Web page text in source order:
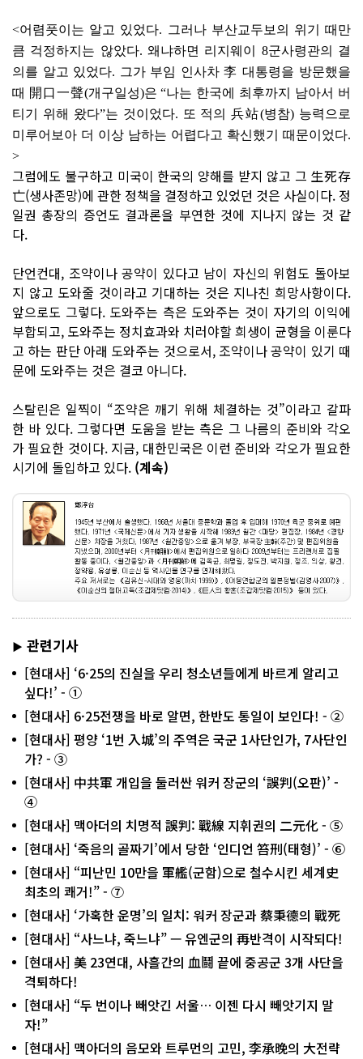
<어렴풋이는 알고 있었다. 그러나 부산교두보의 위기 때만
큼 걱정하지는 않았다. 왜냐하면 리지웨이 8군사령관의 결
의를 알고 있었다. 그가 부임 인사차 李 대통령을 방문했을
때 開口一聲(개구일성)은 “나는 한국에 최후까지 남아서 버
티기 위해 왔다”는 것이었다. 또 적의 兵站(병참) 능력으로
미루어보아 더 이상 남하는 어렵다고 확신했기 때문이었다.
>
그럼에도 불구하고 미국이 한국의 양해를 받지 않고 그 生死存
亡(생사존망)에 관한 정책을 결정하고 있었던 것은 사실이다. 정
일권 총장의 증언도 결과론을 부연한 것에 지나지 않는 것 같
다.
단언컨대, 조약이나 공약이 있다고 남이 자신의 위험도 돌아보
지 않고 도와줄 것이라고 기대하는 것은 지나친 희망사항이다.
앞으로도 그렇다. 도와주는 측은 도와주는 것이 자기의 이익에
부합되고, 도와주는 정치효과와 치러야할 희생이 균형을 이룬다
고 하는 판단 아래 도와주는 것으로서, 조약이나 공약이 있기 때
문에 도와주는 것은 결코 아니다.
스탈린은 일찍이 “조약은 깨기 위해 체결하는 것”이라고 갈파
한 바 있다. 그렇다면 도움을 받는 측은 그 나름의 준비와 각오
가 필요한 것이다. 지금, 대한민국은 이런 준비와 각오가 필요한
시기에 돌입하고 있다. (계속)
▶ 관련기사
[현대사] ‘6·25의 진실을 우리 청소년들에게 바르게 알리고
싶다!’ - ①
[현대사] 6·25전쟁을 바로 알면, 한반도 통일이 보인다! - ②
[현대사] 평양 ‘1번 入城’의 주역은 국군 1사단인가, 7사단인
가? - ③
[현대사] 中共軍 개입을 둘러싼 워커 장군의 ‘誤判(오판)’ -
④
[현대사] 맥아더의 치명적 誤判: 戰線 지휘권의 二元化 - ⑤
[현대사] ‘죽음의 골짜기’에서 당한 ‘인디언 笞刑(태형)’ - ⑥
[현대사] “피난민 10만을 軍艦(군함)으로 철수시킨 세계史
최초의 쾌거!” - ⑦
[현대사] ‘가혹한 운명’의 일치: 워커 장군과 蔡秉德의 戰死
[현대사] “사느냐, 죽느냐” — 유엔군의 再반격이 시작되다!
[현대사] 美 23연대, 사흘간의 血鬪 끝에 중공군 3개 사단을
격퇴하다!
[현대사] “두 번이나 빼앗긴 서울… 이젠 다시 빼앗기지 말
자!”
[현대사] 맥아더의 음모와 트루먼의 고민, 李承晩의 大전략